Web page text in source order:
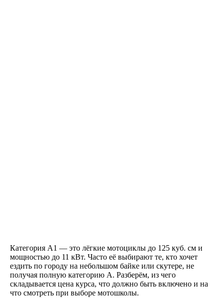
Категория A1 — это лёгкие мотоциклы до 125 куб. см и
мощностью до 11 кВт. Часто её выбирают те, кто хочет
ездить по городу на небольшом байке или скутере, не
получая полную категорию A. Разберём, из чего
складывается цена курса, что должно быть включено и на
что смотреть при выборе мотошколы.
Как проходит обучение